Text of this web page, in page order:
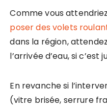
Comme vous
poser des volets
dans la région,
l’arrivée d’eau, si c’est
En revanche si
(vitre brisée, serrure